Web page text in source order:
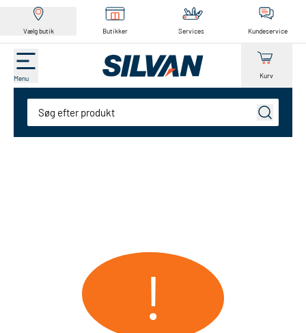
Vælg butik Butikker Services Kundeservice
Menu Kurv
Søg
!